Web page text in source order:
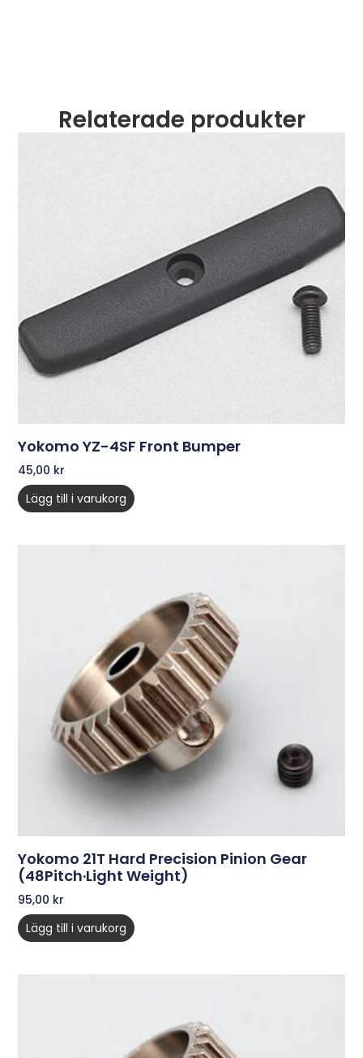
Relaterade produkter
Yokomo YZ-4SF Front Bumper
45,00 kr
Lägg till i varukorg
Yokomo 21T Hard Precision Pinion Gear
(48Pitch·Light Weight)
95,00 kr
Lägg till i varukorg